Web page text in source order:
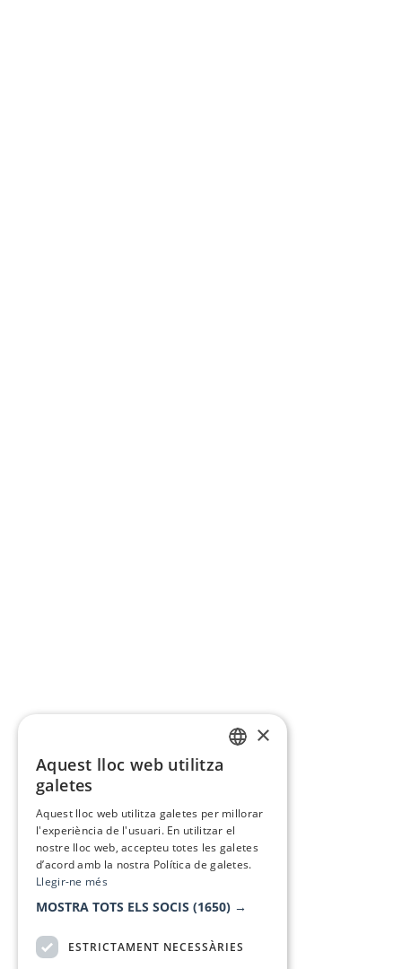
×
Aquest lloc web utilitza
galetes
Aquest lloc web utilitza galetes per millorar
l'experiència de l'usuari. En utilitzar el
nostre lloc web, accepteu totes les galetes
d’acord amb la nostra Política de galetes.
Llegir-ne més
MOSTRA TOTS ELS SOCIS (1650) →
ESTRICTAMENT NECESSÀRIES